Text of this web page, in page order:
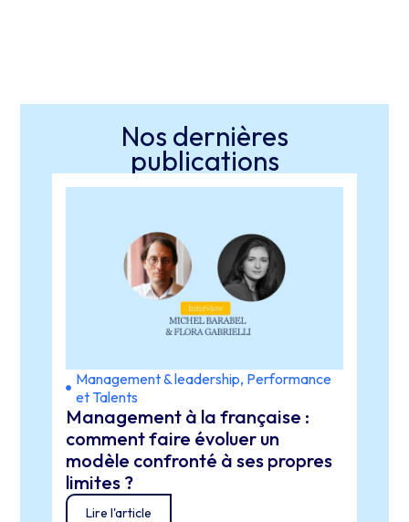
Nos dernières
publications
Management & leadership, Performance
et Talents
Management à la française :
comment faire évoluer un
modèle confronté à ses propres
limites ?
Lire l'article